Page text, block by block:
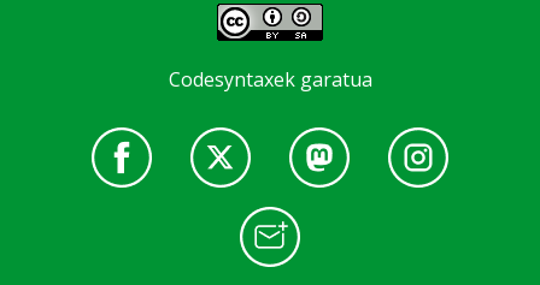
Codesyntaxek garatua